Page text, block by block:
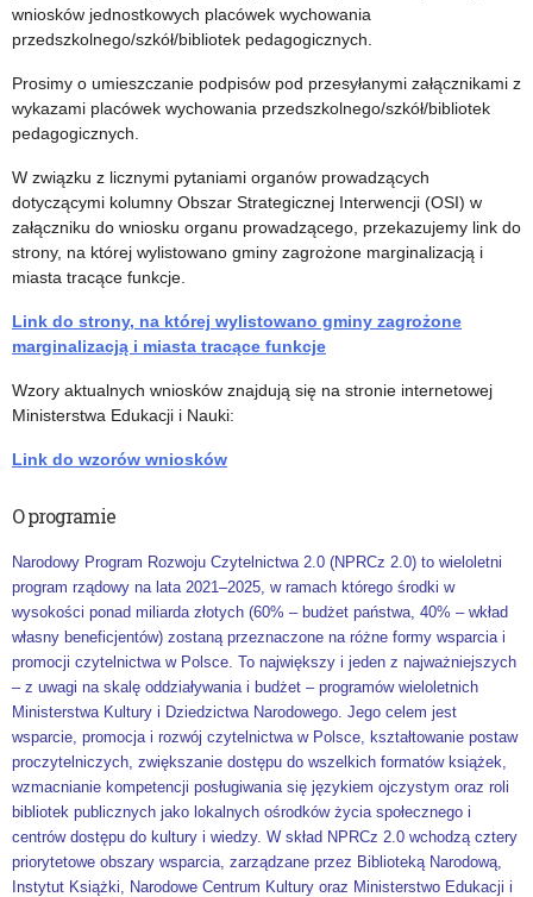
wniosków jednostkowych placówek wychowania
przedszkolnego/szkół/bibliotek pedagogicznych.
Prosimy o umieszczanie podpisów pod przesyłanymi załącznikami z
wykazami placówek wychowania przedszkolnego/szkół/bibliotek
pedagogicznych.
W związku z licznymi pytaniami organów prowadzących
dotyczącymi kolumny Obszar Strategicznej Interwencji (OSI) w
załączniku do wniosku organu prowadzącego, przekazujemy link do
strony, na której wylistowano gminy zagrożone marginalizacją i
miasta tracące funkcje.
Link do strony, na której wylistowano gminy zagrożone
marginalizacją i miasta tracące funkcje
Wzory aktualnych wniosków znajdują się na stronie internetowej
Ministerstwa Edukacji i Nauki:
Link do wzorów wniosków
O programie
Narodowy Program Rozwoju Czytelnictwa 2.0 (NPRCz 2.0) to wieloletni
program rządowy na lata 2021–2025, w ramach którego środki w
wysokości ponad miliarda złotych (60% – budżet państwa, 40% – wkład
własny beneficjentów) zostaną przeznaczone na różne formy wsparcia i
promocji czytelnictwa w Polsce. To największy i jeden z najważniejszych
– z uwagi na skalę oddziaływania i budżet – programów wieloletnich
Ministerstwa Kultury i Dziedzictwa Narodowego. Jego celem jest
wsparcie, promocja i rozwój czytelnictwa w Polsce, kształtowanie postaw
proczytelniczych, zwiększanie dostępu do wszelkich formatów książek,
wzmacnianie kompetencji posługiwania się językiem ojczystym oraz roli
bibliotek publicznych jako lokalnych ośrodków życia społecznego i
centrów dostępu do kultury i wiedzy. W skład NPRCz 2.0 wchodzą cztery
priorytetowe obszary wsparcia, zarządzane przez Biblioteką Narodową,
Instytut Książki, Narodowe Centrum Kultury oraz Ministerstwo Edukacji i